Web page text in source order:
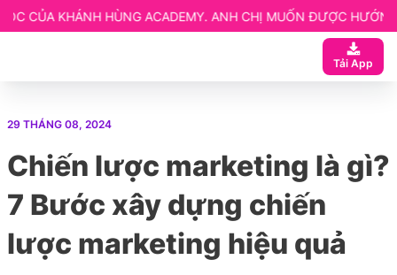
ACADEMY. ANH CHỊ MUỐN ĐƯỢC HƯỚNG DẪN CHI TIẾT
Tải App
ngay
29 THÁNG 08, 2024
Chiến lược marketing là gì?
7 Bước xây dựng chiến
lược marketing hiệu quả